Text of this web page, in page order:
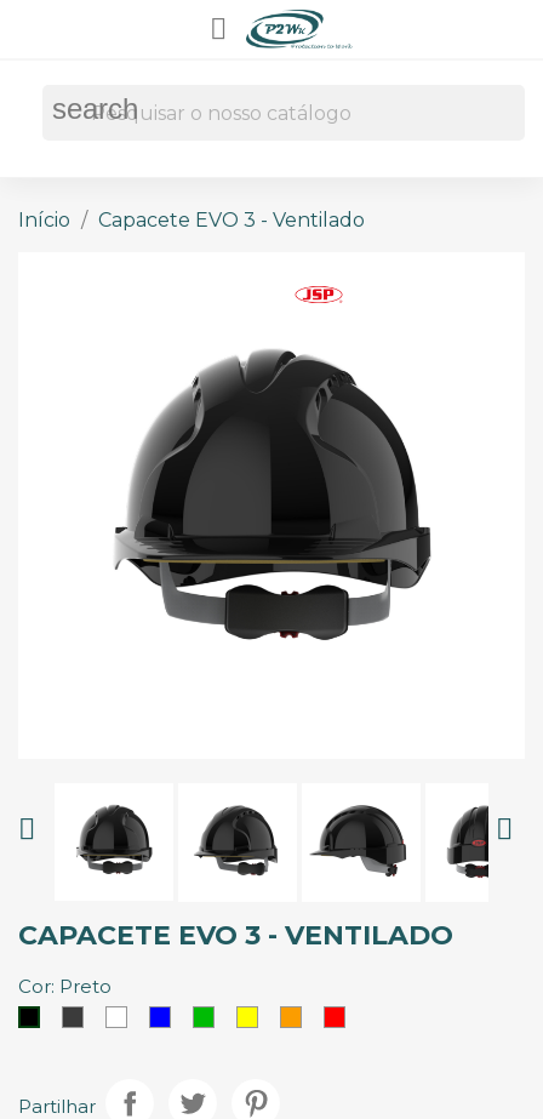

search
Início Capacete EVO 3 - Ventilado
 
CAPACETE EVO 3 - VENTILADO
Cor: Preto
Partilhar